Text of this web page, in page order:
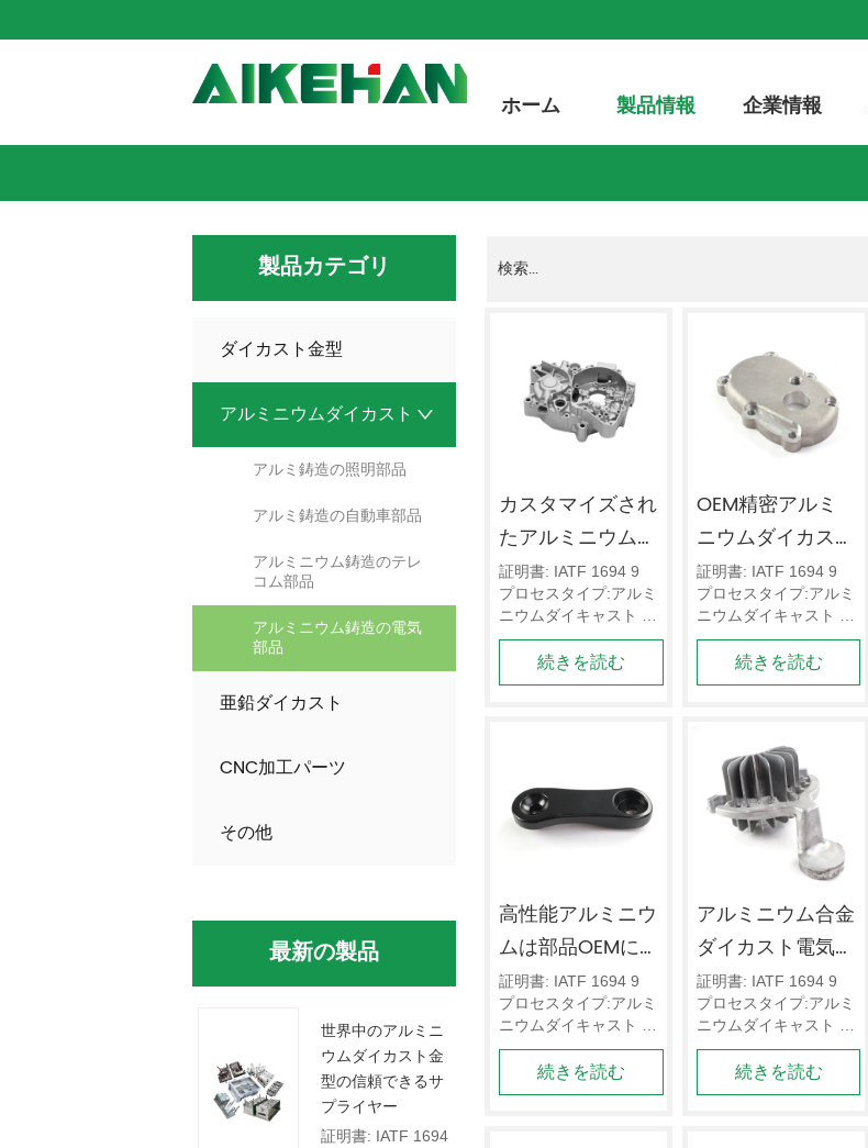
ホーム 製品情報 企業情報
製品カテゴリ
ダイカスト金型
アルミニウムダイカスト
アルミ鋳造の照明部品
アルミ鋳造の自動車部品
アルミニウム鋳造のテレ
コム部品
アルミニウム鋳造の電気
部品
亜鉛ダイカスト
CNC加工パーツ
その他
最新の製品
世界中のアルミニ
ウムダイカスト金
型の信頼できるサ
プライヤー
証明書: IATF 1694
カスタマイズされ
たアルミニウムA
380合金ダイカス
ト
証明書: IATF 1694 9
プロセスタイプ:アルミ
ニウムダイキャスト デ
ッサンのフォーマット:
3 Dデッサン（STPま
たはIGS）;および2 D
続きを読む
OEM精密アルミ
ニウムダイカスト
の電気部品
証明書: IATF 1694 9
プロセスタイプ:アルミ
ニウムダイキャスト デ
ッサンのフォーマット:
3 Dデッサン（STPま
たはIGS）;および2 D
公差は0.0 0 5 mmから
0.1 mmです。
続きを読む
高性能アルミニウ
ムは部品OEMに
よって機械で造ら
れるアルミニウム
鋳造物の部品ダイ
カスト
証明書: IATF 1694 9
プロセスタイプ:アルミ
ニウムダイキャスト デ
ッサンのフォーマット:
3 Dデッサン（STPま
たはIGS）;および2 D
続きを読む
アルミニウム合金
ダイカスト電気部
品のカスタムサプ
ライヤー
証明書: IATF 1694 9
プロセスタイプ:アルミ
ニウムダイキャスト デ
ッサンのフォーマット:
3 Dデッサン（STPま
たはIGS）;および2 D
続きを読む